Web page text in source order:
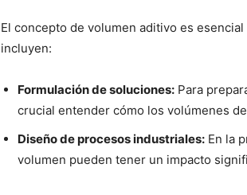
El concepto de volumen aditivo es
incluyen:
Formulación de soluciones: Para
crucial entender cómo los volúmenes
Diseño de procesos industriales: En la
volumen pueden tener un impacto